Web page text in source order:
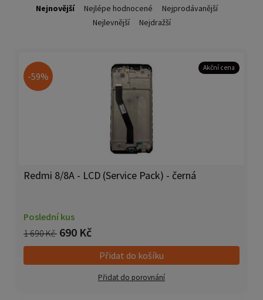
Nejnovější Nejlépe hodnocené
Nejprodávanější
Nejlevnější
Nejdražší
-59%
Akční cena
Redmi 8/8A - LCD (Service Pack) - černá
Poslední kus
1 690 Kč 690 Kč
Přidat do košíku
Přidat do porovnání